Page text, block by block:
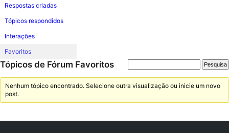
Respostas criadas
Tópicos respondidos
Interações
Favoritos
Tópicos de Fórum Favoritos
Nenhum tópico encontrado. Selecione outra visualização ou inicie um novo
post.